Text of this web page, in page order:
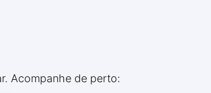
Acompanhe de perto: